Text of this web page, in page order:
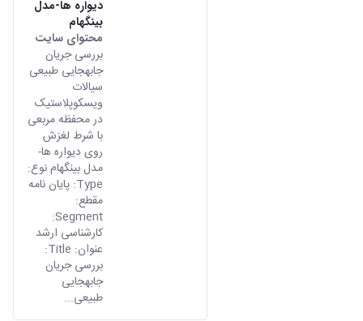
دیواره ها-مدل
بینگهام
محتوای سایت
بررسی جریان
جابه­جایی طبیعی
سیالات
ویسکوپلاستیک
در محفظه مربعی
با شرط لغزش
روی دیواره ها-
مدل بینگهام نوع:
Type: پایان نامه
مقطع:
Segment:
کارشناسی ارشد
عنوان: Title:
بررسی جریان
جابه­جایی
طبیعی...